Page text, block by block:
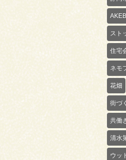
スト
住宅
ネモ
花畑
街づ
共働
清水
ウッ